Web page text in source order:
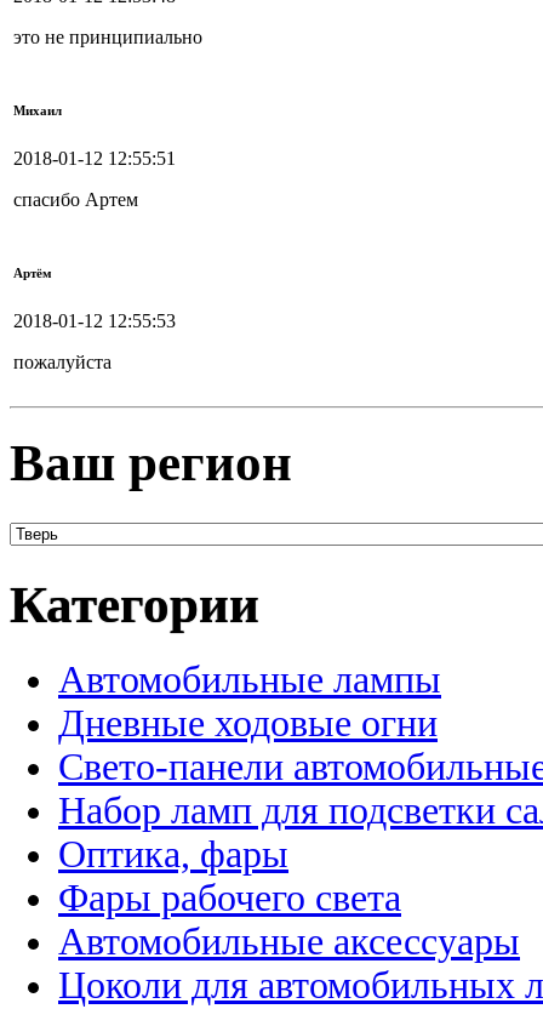
это не принципиально
Михаил
2018-01-12 12:55:51
спасибо Артем
Артём
2018-01-12 12:55:53
пожалуйста
Ваш регион
Категории
Автомобильные лампы
Дневные ходовые огни
Свето-панели
Набор ламп для подсветки
Оптика, фары
Фары рабочего света
Автомобильные аксессуары
Цоколи для автомобильных